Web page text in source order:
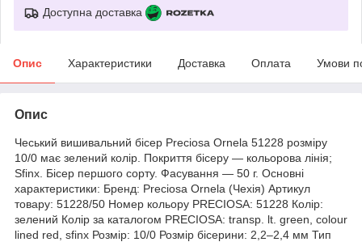
Доступна доставка
Опис Характеристики Доставка Оплата Умови
Опис
Чеський вишивальний бісер Preciosa Ornela 51228 розміру
10/0 має зелений колір. Покриття бісеру — кольорова лінія;
Sfinx. Бісер першого сорту. Фасування — 50 г. Основні
характеристики: Бренд: Preciosa Ornela (Чехія) Артикул
товару: 51228/50 Номер кольору PRECIOSA: 51228 Колір:
зелений Колір за каталогом PRECIOSA: transp. lt. green, colour
lined red, sfinx Розмір: 10/0 Розмір бісерини: 2,2–2,4 мм Тип